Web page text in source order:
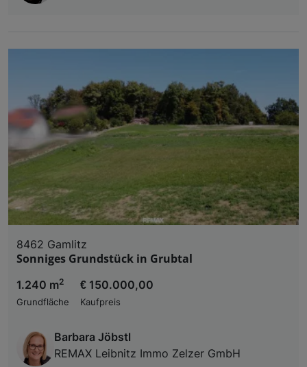
8462 Gamlitz
Sonniges Grundstück in Grubtal
1.240 m2
Grundfläche
€ 150.000,00
Kaufpreis
Barbara Jöbstl
REMAX Leibnitz Immo Zelzer GmbH